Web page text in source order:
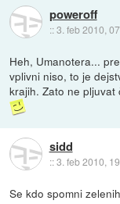
poweroff
::3. feb 2010,
Heh, Umanotera...
vplivni niso, to je
krajih. Zato ne
sidd
::3. feb 2010,
Se kdo spomni